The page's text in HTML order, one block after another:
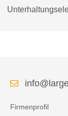
Firmenprofil